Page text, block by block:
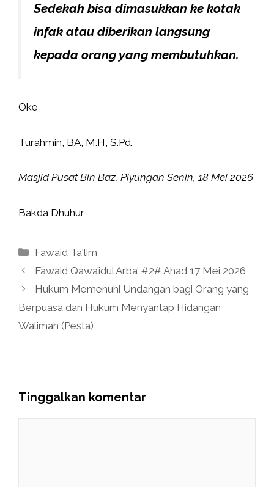
Sedekah bisa dimasukkan ke kotak
infak atau diberikan langsung
kepada orang yang membutuhkan.
Oke
Turahmin, BA, M.H, S.Pd.
Masjid Pusat Bin Baz, Piyungan Senin, 18 Mei 2026
Bakda Dhuhur
Kategori
Fawaid Ta'lim
Fawaid Qawa’idul Arba’ #2# Ahad 17 Mei 2026
Hukum Memenuhi Undangan bagi Orang yang
Berpuasa dan Hukum Menyantap Hidangan
Walimah (Pesta)
Tinggalkan komentar